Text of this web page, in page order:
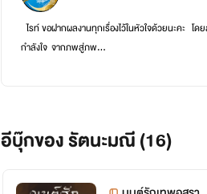
ไรท์ ขอฝากผลงานทุกเรื่องไว้ในหัวใจด้วยนะคะ
กำลังใจ จากภพสู่ภพ...
ติดตามข่าวสารข้อมูล ทักทายกันได้ตามลิ้งเพจนี้เลยจ
อีบุ๊กของ รัตนะมณี (16)